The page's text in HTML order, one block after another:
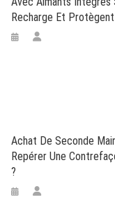
Recharge Et
Achat De Seconde
Repérer Une
?